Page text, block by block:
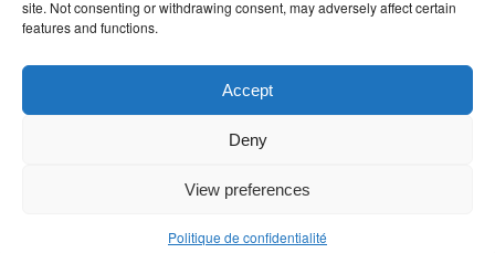
site. Not consenting or withdrawing consent, may adversely affect certain
features and functions.
Accept
Deny
View preferences
Politique de confidentialité
Fidal
WGM
1
Ce contenu a été publié parAdmin. Mettez-le en favori avec son
Politique de confidentialité